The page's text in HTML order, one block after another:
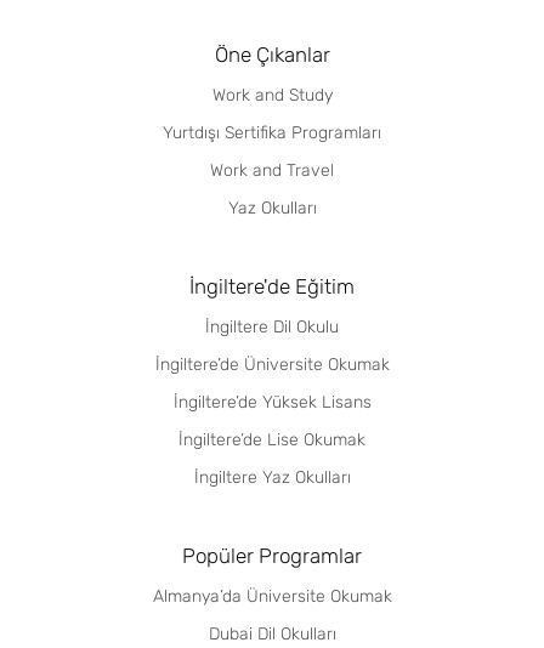
Öne Çıkanlar
Work and Study
Yurtdışı Sertifika Programları
Work and Travel
Yaz Okulları
İngiltere'de Eğitim
İngiltere Dil Okulu
İngiltere’de Üniversite Okumak
İngiltere’de Yüksek Lisans
İngiltere’de Lise Okumak
İngiltere Yaz Okulları
Popüler Programlar
Almanya’da Üniversite Okumak
Dubai Dil Okulları